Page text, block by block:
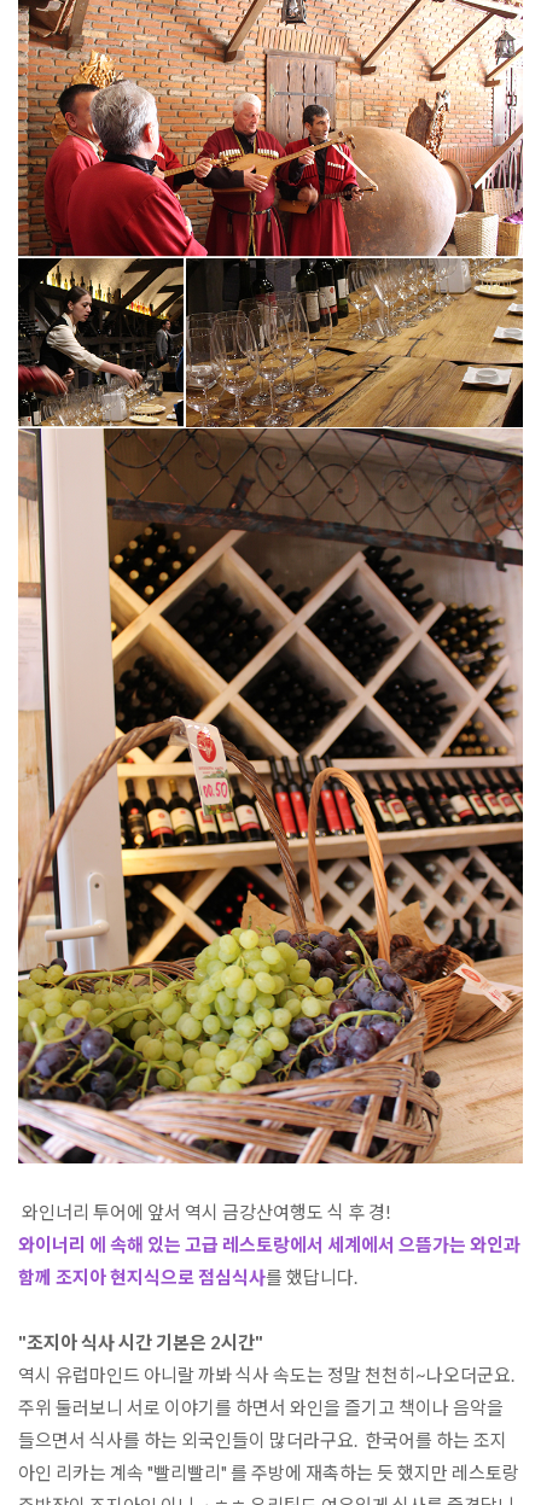
와이너리 에 속해 있는 고급 레스토랑에서 세계에서 으뜸가는 와인과
함께 조지아 현지식으로 점심식사를 했답니다.
"조지아 식사 시간 기본은 2시간"
역시 유럽마인드 아니랄 까봐 식사 속도는 정말 천천히~나오더군요.
주위 둘러보니 서로 이야기를 하면서 와인을 즐기고 책이나 음악을
들으면서 식사를 하는 외국인들이 많더라구요.  한국어를 하는 조지
아인 리카는 계속 "빨리빨리" 를 주방에 재촉하는 듯 했지만 레스토랑